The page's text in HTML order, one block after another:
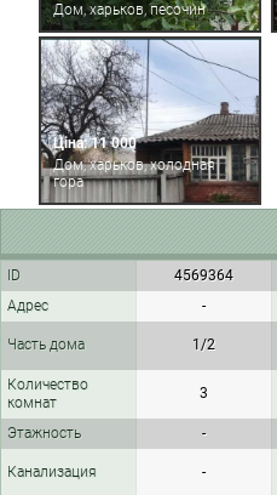
Дом, харьков, песочин
Ціна: 11 000
Дом, харьков, холодная
гора
ID 4569364
Адрес
-
Часть дома 1/2
Количество
комнат
3
Этажность -
Канализация -